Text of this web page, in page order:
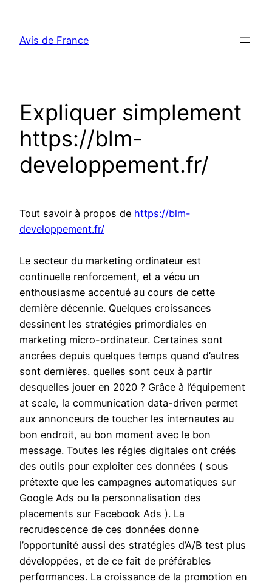
contenu
Avis de France
Expliquer simplement
https://blm-
developpement.fr/
Tout savoir à propos de https://blm-
developpement.fr/
Le secteur du marketing ordinateur est
continuelle renforcement, et a vécu un
enthousiasme accentué au cours de cette
dernière décennie. Quelques croissances
dessinent les stratégies primordiales en
marketing micro-ordinateur. Certaines sont
ancrées depuis quelques temps quand d’autres
sont dernières. quelles sont ceux à partir
desquelles jouer en 2020 ? Grâce à l’équipement
at scale, la communication data-driven permet
aux annonceurs de toucher les internautes au
bon endroit, au bon moment avec le bon
message. Toutes les régies digitales ont créés
des outils pour exploiter ces données ( sous
prétexte que les campagnes automatiques sur
Google Ads ou la personnalisation des
placements sur Facebook Ads ). La
recrudescence de ces données donne
l’opportunité aussi des stratégies d’A/B test plus
développées, et de ce fait de préférables
performances. La croissance de la promotion en